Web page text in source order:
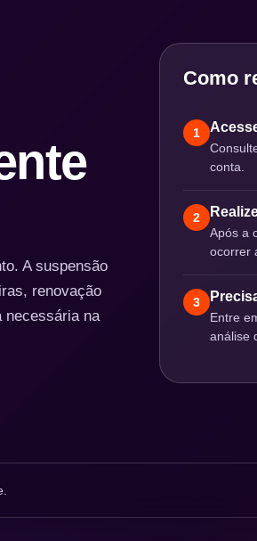
A suspensão
renovação
necessária na
Como
1
conta.
2
Após a
ocorrer
3
Entre
análise